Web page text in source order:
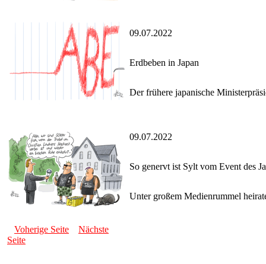
09.07.2022
Erdbeben in Japan
Der frühere japanische
09.07.2022
So genervt ist Sylt vom Event des
Unter großem Medienrummel
Voherige Seite
Nächste
Seite